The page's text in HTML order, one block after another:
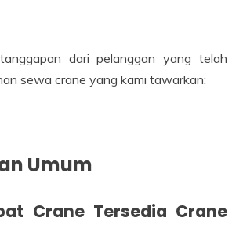
dari pelanggan yang telah
sewa crane yang kami tawarkan:
Umum
Crane Tersedia Crane